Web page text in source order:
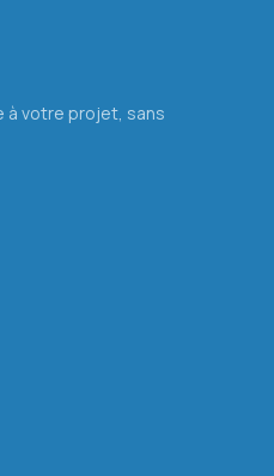
à votre projet, sans